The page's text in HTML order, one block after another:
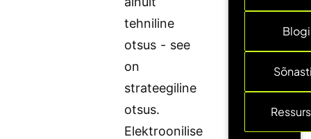
tehniline
otsus - see
on
strateegiline
otsus.
Elektroonilise
Blogi